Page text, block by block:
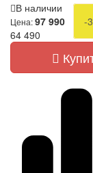
В наличии
Цена:97 990
-
64 490